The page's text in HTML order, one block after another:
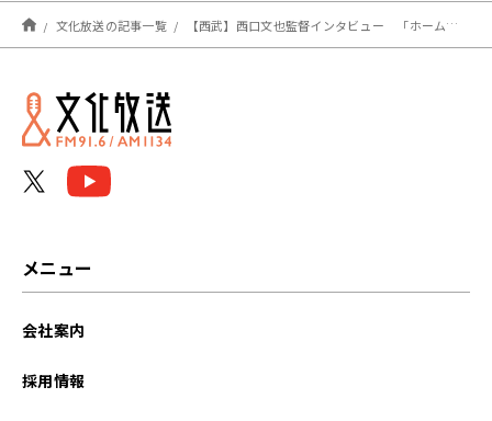
文化放送の記事一覧 【西武】西口文也監督インタビュー 「ホーム開幕戦をとって勢いに乗っていきたい」
メニュー
会社案内
採用情報